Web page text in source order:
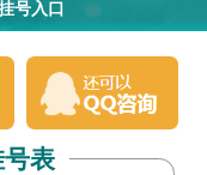
号入口
表